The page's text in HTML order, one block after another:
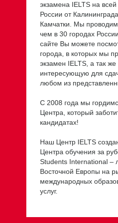
экзамена IELTS на
России от
Камчатки. Мы проводим
чем в 30 городах
сайте Вы можете
города, в которых мы
экзамен IELTS, а так
интересующую для
любом из
С 2008 года мы
Центра, который
кандидатах!
Наш Центр IELTS
Центра обучения за
Students International –
Восточной Европы на
международных
услуг.